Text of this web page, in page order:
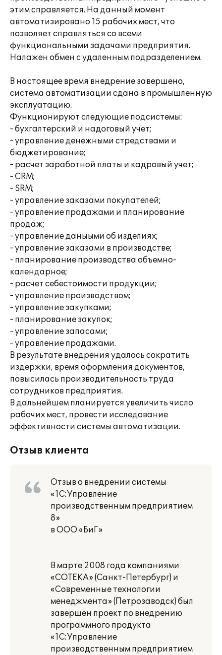
этим справляется. На данный момент
автоматизировано 15 рабочих мест, что
позволяет справляться со всеми
функциональными задачами предприятия.
Налажен обмен с удаленным подразделением.
В настоящее время внедрение завершено,
система автоматизации сдана в промышленную
эксплуатацию.
Функционируют следующие подсистемы:
- бухгалтерский и надоговый учет;
- управление денежными стредствами и
бюджетирование;
- расчет заработной платы и кадровый учет;
- CRM;
- SRM;
- управление заказами покупателей;
- управление продажами и планирование
продаж;
- управление даныыми об изделиях;
- управление заказами в производстве;
- планирование производства объемно-
календарное;
- расчет себестоимости продукции;
- управление производством;
- управление закупками;
- планирование закупок;
- управление запасами;
- управление продажами.
В результате внедрения удалось сократить
издержки, время оформления документов,
повысилась производительность труда
сотрудников предприятия.
В дальнейшем планируется увеличить число
рабочих мест, провести исследование
эффективности системы автоматизации.
Отзыв клиента
Отзыв о внедрении системы
«1С:Управление
производственным предприятием
8»
в ООО «БиГ»
В марте 2008 года компаниями
«СОТЕКА» (Санкт-Петербург) и
«Современные технологии
менеджмента» (Петрозаводск) был
завершен проект по внедрению
программного продукта
«1С:Управление
производственным предприятием